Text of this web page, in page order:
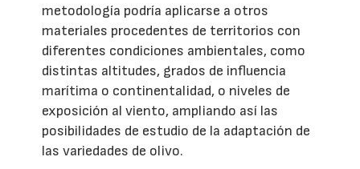
metodología podría aplicarse a otros
materiales procedentes de territorios con
diferentes condiciones ambientales, como
distintas altitudes, grados de influencia
marítima o continentalidad, o niveles de
exposición al viento, ampliando así las
posibilidades de estudio de la adaptación de
las variedades de olivo.